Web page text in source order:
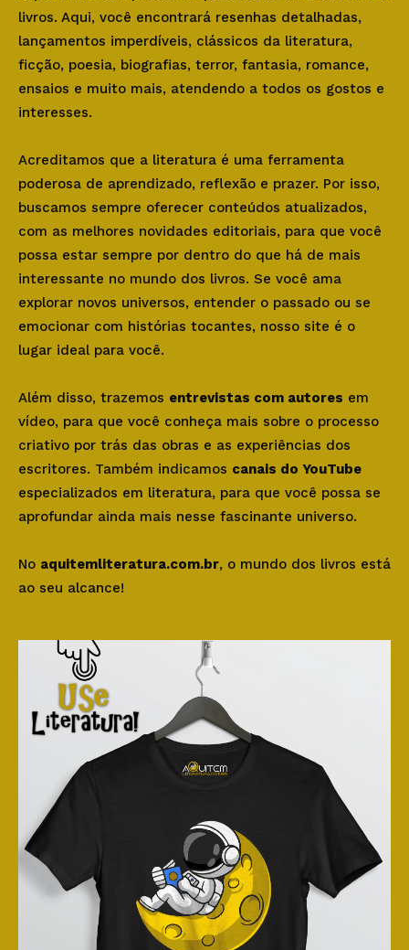
livros. Aqui, você encontrará resenhas detalhadas,
lançamentos imperdíveis, clássicos da literatura,
ficção, poesia, biografias, terror, fantasia, romance,
ensaios e muito mais, atendendo a todos os gostos e
interesses.
Acreditamos que a literatura é uma ferramenta
poderosa de aprendizado, reflexão e prazer. Por isso,
buscamos sempre oferecer conteúdos atualizados,
com as melhores novidades editoriais, para que você
possa estar sempre por dentro do que há de mais
interessante no mundo dos livros. Se você ama
explorar novos universos, entender o passado ou se
emocionar com histórias tocantes, nosso site é o
lugar ideal para você.
Além disso, trazemos entrevistas com autores em
vídeo, para que você conheça mais sobre o processo
criativo por trás das obras e as experiências dos
escritores. Também indicamos canais do YouTube
especializados em literatura, para que você possa se
aprofundar ainda mais nesse fascinante universo.
No aquitemliteratura.com.br, o mundo dos livros está
ao seu alcance!